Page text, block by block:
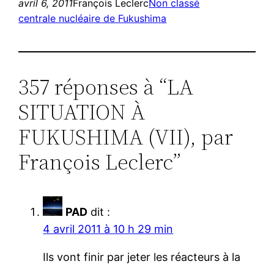
avril 6, 2011François LeclercNon classé
centrale nucléaire de Fukushima
357 réponses à “LA
SITUATION À
FUKUSHIMA (VII), par
François Leclerc”
PAD dit :
4 avril 2011 à 10 h 29 min
Ils vont finir par jeter les réacteurs à la